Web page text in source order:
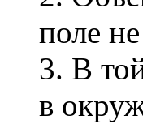
поле
3. В
в